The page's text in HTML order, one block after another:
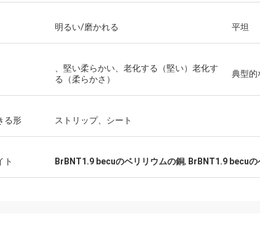
明るい/磨かれる 平坦
、堅い柔らかい、老化する（堅い）老化す
る（柔らかさ）
典型的
る形 ストリップ、シート
ト BrBNT1.9 becuのベリリウムの銅, BrBNT1.9 becu